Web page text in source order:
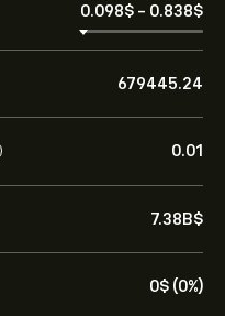
0.098‎$‎ - 0.838‎$‎
679445.24
0.01
7.38B‎$‎
0‎$‎ (0%)